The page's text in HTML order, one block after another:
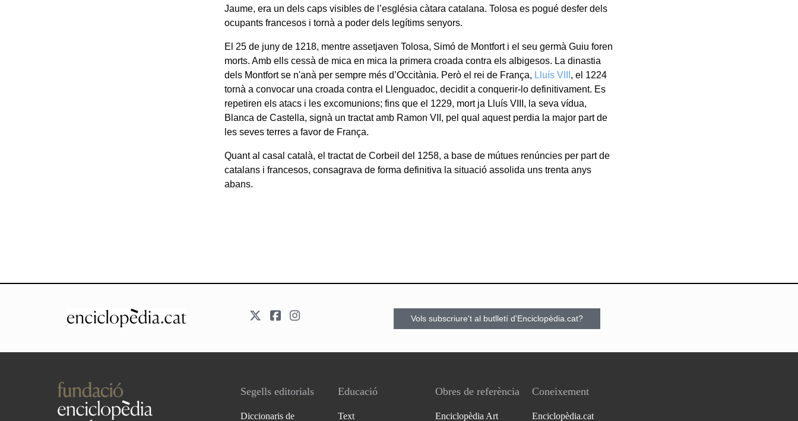
Jaume, era un dels caps visibles de l’església càtara catalana. Tolosa es pogué desfer dels
ocupants francesos i tornà a poder dels legítims senyors.
El 25 de juny de 1218, mentre assetjaven Tolosa, Simó de Montfort i el seu germà Guiu foren
morts. Amb ells cessà de mica en mica la primera croada contra els albigesos. La dinastia
dels Montfort se n'anà per sempre més d’Occitània. Però el rei de França, Lluís VIII , el 1224
tornà a convocar una croada contra el Llenguadoc, decidit a conquerir-lo definitivament. Es
repetiren els atacs i les excomunions; fins que el 1229, mort ja Lluís VIII, la seva vídua,
Blanca de Castella, signà un tractat amb Ramon VII, pel qual aquest perdia la major part de
les seves terres a favor de França.
Quant al casal català, el tractat de Corbeil del 1258, a base de mútues renúncies per part de
catalans i francesos, consagrava de forma definitiva la situació assolida uns trenta anys
abans.
Vols subscriure't al butlletí d'Enciclopèdia.cat?
Segells editorials
Diccionaris de
Educació
Text
Obres de referència
Enciclopèdia Art
Coneixement
Enciclopèdia.cat